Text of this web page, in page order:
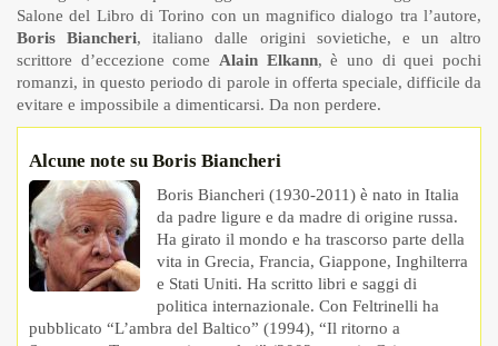
Salone del Libro di Torino con un magnifico dialogo tra l’autore,
Boris Biancheri, italiano dalle origini sovietiche, e un altro
scrittore d’eccezione come Alain Elkann, è uno di quei pochi
romanzi, in questo periodo di parole in offerta speciale, difficile da
evitare e impossibile a dimenticarsi. Da non perdere.
Alcune note su Boris Biancheri
Boris Biancheri (1930-2011) è nato in Italia
da padre ligure e da madre di origine russa.
Ha girato il mondo e ha trascorso parte della
vita in Grecia, Francia, Giappone, Inghilterra
e Stati Uniti. Ha scritto libri e saggi di
politica internazionale. Con Feltrinelli ha
pubblicato “L’ambra del Baltico” (1994), “Il ritorno a